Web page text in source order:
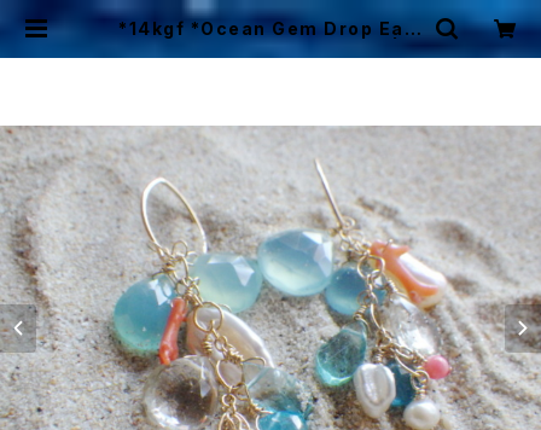
*14kgf *Ocean Gem Drop Earr
ings 海の天然石ダングルピアス | M